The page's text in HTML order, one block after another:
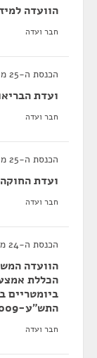
הוועדה
חבר ועדה
הכנסת ה-25 מ-09/07/2025
ועדת
חבר ועדה
הכנסת ה-25 מ-09/07/2025
ועדת
חבר ועדה
הכנסת ה-24 מ-27/06/2022 עד 15/11/2022
הוועדה
הכללת
ביומטריים
התש"ע-2009
חבר ועדה